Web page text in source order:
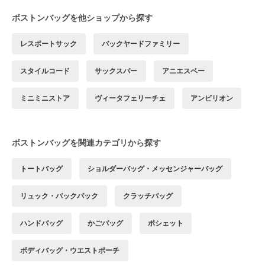
ボストンバッグを他ショップから探す
レスポートサック バックヤードファミリー
スタイルコード サックスバー アニエスベー
ミニミニストア ヴィータフェリーチェ アンビリオン
ボストンバッグを関連カテゴリから探す
トートバッグ ショルダーバッグ・メッセンジャーバッグ
リュック・バックパック クラッチバッグ
ハンドバッグ かごバッグ ポシェット
ボディバッグ・ウエストポーチ